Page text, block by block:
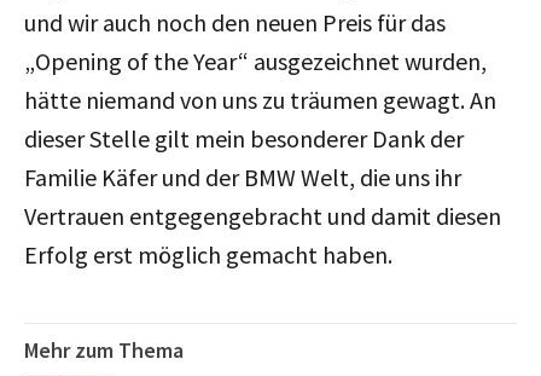
und wir auch noch den neuen Preis für das
„Opening of the Year“ ausgezeichnet wurden,
hätte niemand von uns zu träumen gewagt. An
dieser Stelle gilt mein besonderer Dank der
Familie Käfer und der BMW Welt, die uns ihr
Vertrauen entgegengebracht und damit diesen
Erfolg erst möglich gemacht haben.
Mehr zum Thema